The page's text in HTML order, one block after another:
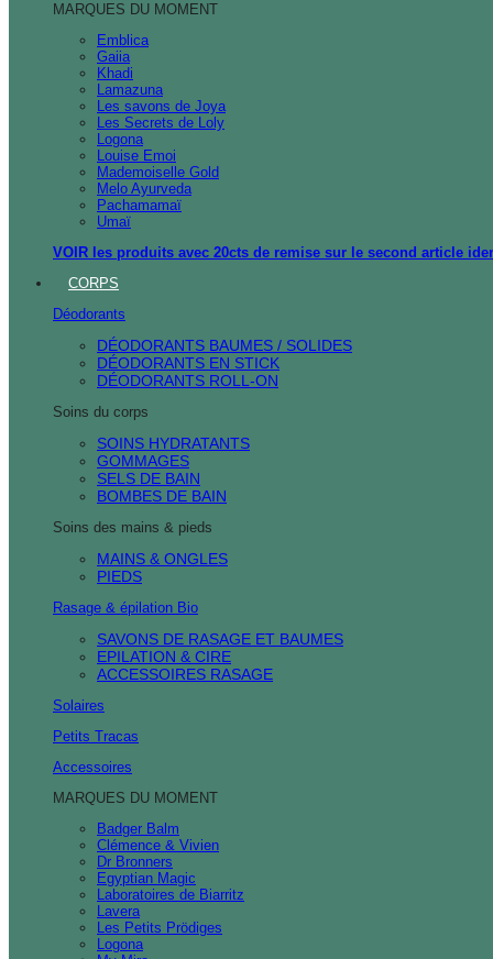
MARQUES DU MOMENT
Emblica
Gaiia
Khadi
Lamazuna
Les savons de Joya
Les Secrets de Loly
Logona
Louise Emoi
Mademoiselle Gold
Melo Ayurveda
Pachamamaï
Umaï
VOIR les produits avec 20cts de remise sur le second article
CORPS
Déodorants
DÉODORANTS BAUMES / SOLIDES
DÉODORANTS EN STICK
DÉODORANTS ROLL-ON
Soins du corps
SOINS HYDRATANTS
GOMMAGES
SELS DE BAIN
BOMBES DE BAIN
Soins des mains & pieds
MAINS & ONGLES
PIEDS
Rasage & épilation Bio
SAVONS DE RASAGE ET BAUMES
EPILATION & CIRE
ACCESSOIRES RASAGE
Solaires
Petits Tracas
Accessoires
MARQUES DU MOMENT
Badger Balm
Clémence & Vivien
Dr Bronners
Egyptian Magic
Laboratoires de Biarritz
Lavera
Les Petits Prödiges
Logona